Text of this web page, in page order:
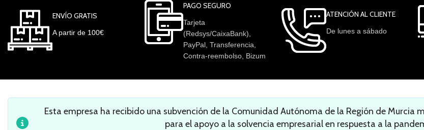
ENVÍO GRATIS
A partir de 100€
PAGO SEGURO
Tarjeta
(Redsys/CaixaBank),
PayPal, Transferencia,
Contra-reembolso, Bizum
ATENCIÓN AL CLIENTE
De lunes a sábado
Esta empresa ha recibido una subvención de la Comunidad Autónoma de la Región de Murcia
para el apoyo a la solvencia empresarial en respuesta a la